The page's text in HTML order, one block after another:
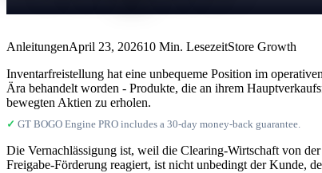
AnleitungenApril 23, 202610 Min. LesezeitStore Growth
Inventarfreistellung hat eine unbequeme Position im
Ära behandelt worden - Produkte, die an ihrem
bewegten Aktien zu erholen.
✓ GT BOGO Engine PRO includes a 30-day money-back guarantee.
Die Vernachlässigung ist, weil die Clearing-Wirtschaft von
Freigabe-Förderung reagiert, ist nicht unbedingt der Kunde,